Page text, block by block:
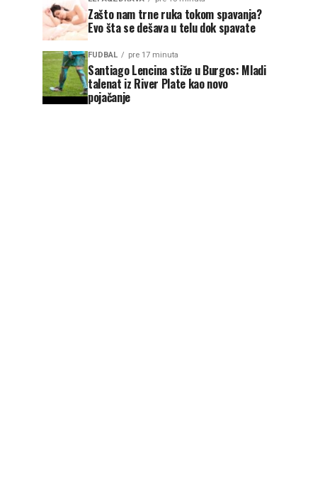
Zašto nam trne ruka tokom spavanja?
Evo šta se dešava u telu dok spavate
FUDBAL pre 17 minuta
Santiago Lencina stiže u Burgos: Mladi
talenat iz River Plate kao novo
pojačanje